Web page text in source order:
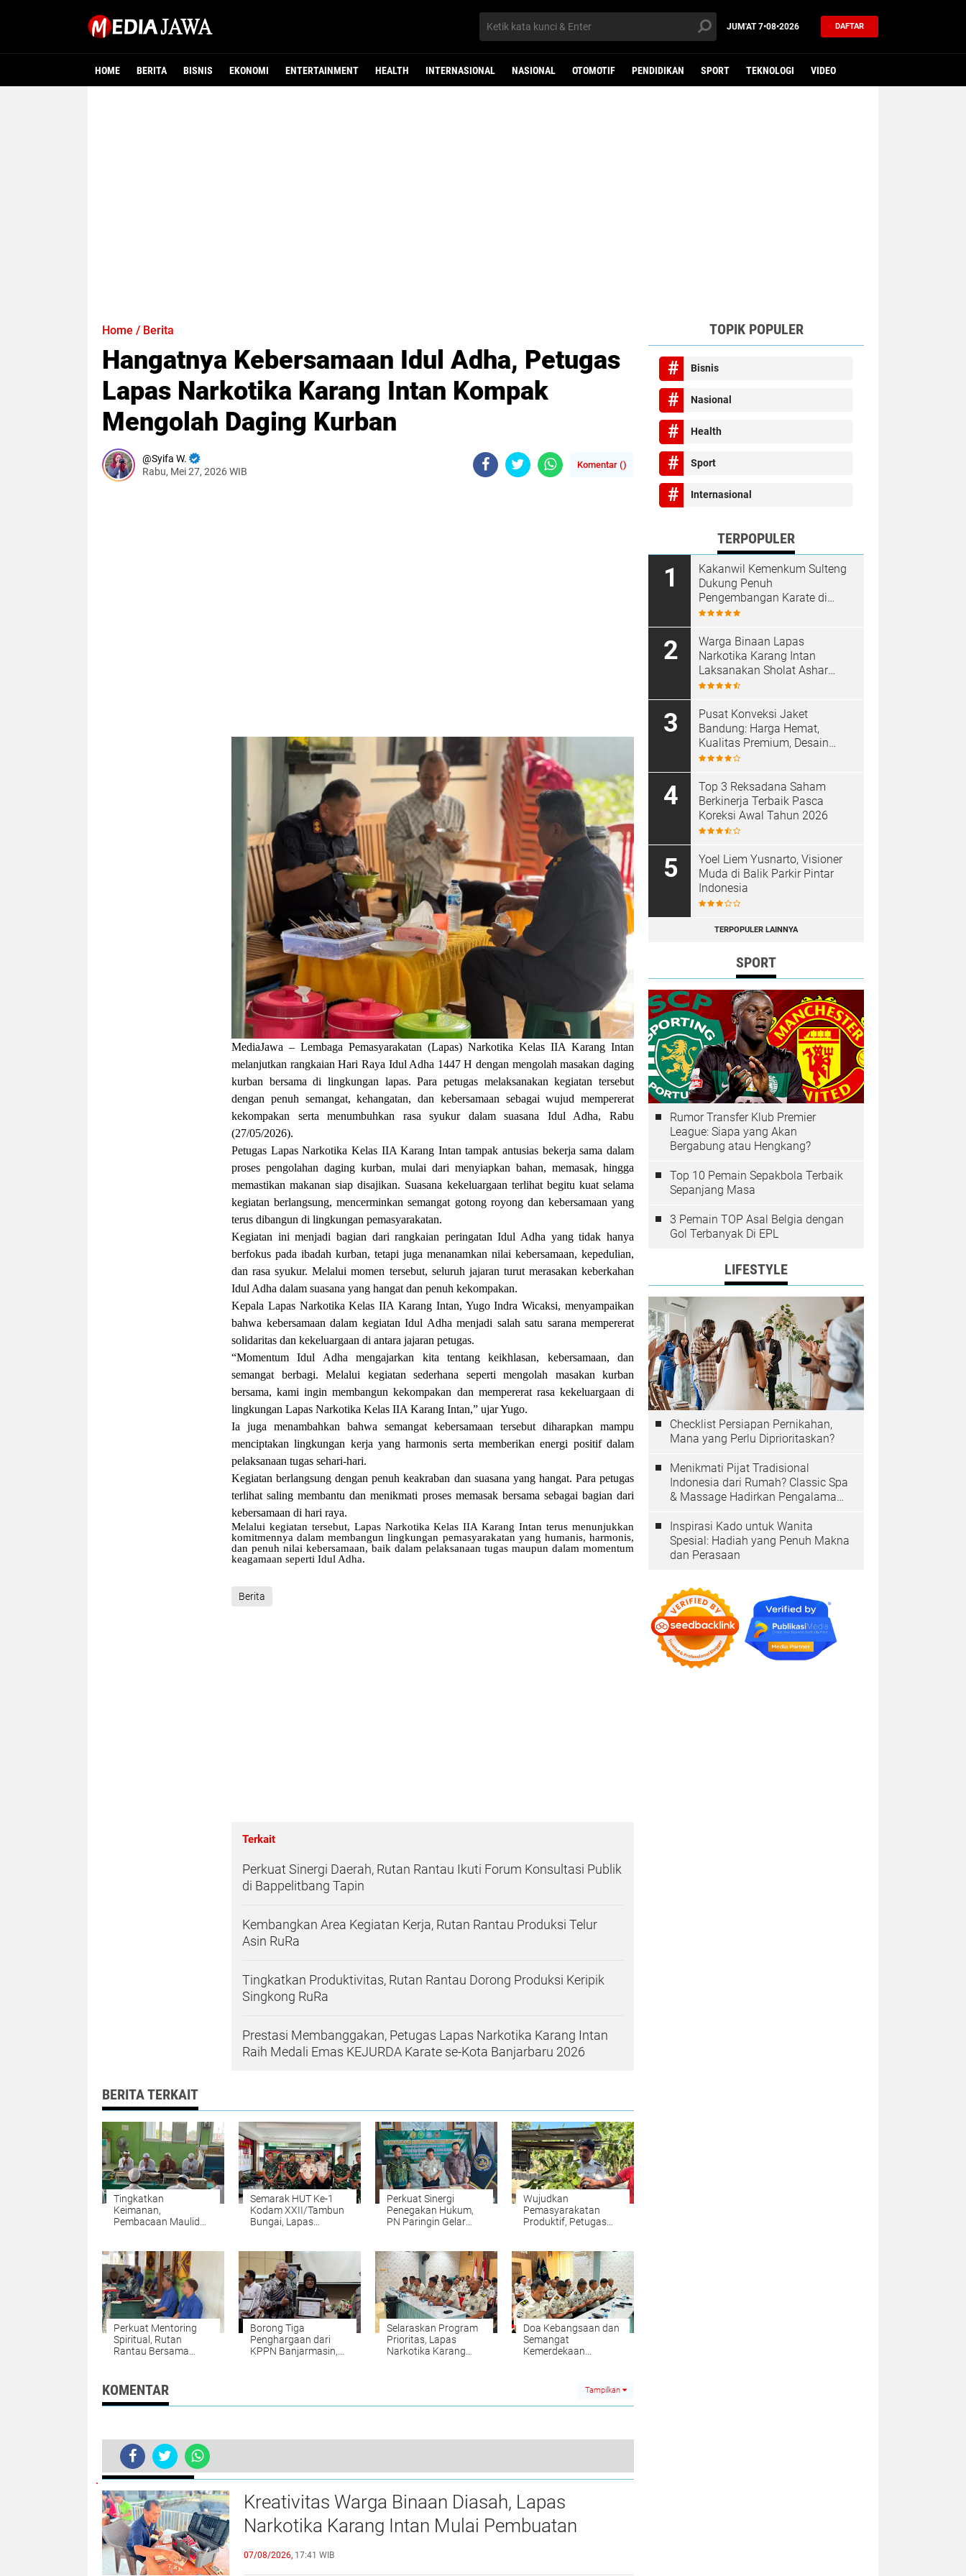
JUM'AT7•08•2026 DAFTAR
HOME BERITA BISNIS EKONOMI ENTERTAINMENT HEALTH INTERNASIONAL NASIONAL OTOMOTIF PENDIDIKAN SPORT TEKNOLOGI VIDEO
Home / Berita
Hangatnya Kebersamaan Idul Adha, Petugas
Lapas Narkotika Karang Intan Kompak
Mengolah Daging Kurban
Syifa W.
Rabu, Mei 27, 2026 WIB
Komentar ()
MediaJawa – Lembaga Pemasyarakatan (Lapas) Narkotika Kelas IIA Karang Intan
melanjutkan rangkaian Hari Raya Idul Adha 1447 H dengan mengolah masakan daging
kurban bersama di lingkungan lapas. Para petugas melaksanakan kegiatan tersebut
dengan penuh semangat, kehangatan, dan kebersamaan sebagai wujud mempererat
kekompakan serta menumbuhkan rasa syukur dalam suasana Idul Adha, Rabu
(27/05/2026).
Petugas Lapas Narkotika Kelas IIA Karang Intan tampak antusias bekerja sama dalam
proses pengolahan daging kurban, mulai dari menyiapkan bahan, memasak, hingga
memastikan makanan siap disajikan. Suasana kekeluargaan terlihat begitu kuat selama
kegiatan berlangsung, mencerminkan semangat gotong royong dan kebersamaan yang
terus dibangun di lingkungan pemasyarakatan.
Kegiatan ini menjadi bagian dari rangkaian peringatan Idul Adha yang tidak hanya
berfokus pada ibadah kurban, tetapi juga menanamkan nilai kebersamaan, kepedulian,
dan rasa syukur. Melalui momen tersebut, seluruh jajaran turut merasakan keberkahan
Idul Adha dalam suasana yang hangat dan penuh kekompakan.
Kepala Lapas Narkotika Kelas IIA Karang Intan, Yugo Indra Wicaksi, menyampaikan
bahwa kebersamaan dalam kegiatan Idul Adha menjadi salah satu sarana mempererat
solidaritas dan kekeluargaan di antara jajaran petugas.
“Momentum Idul Adha mengajarkan kita tentang keikhlasan, kebersamaan, dan
semangat berbagi. Melalui kegiatan sederhana seperti mengolah masakan kurban
bersama, kami ingin membangun kekompakan dan mempererat rasa kekeluargaan di
lingkungan Lapas Narkotika Kelas IIA Karang Intan,” ujar Yugo.
Ia juga menambahkan bahwa semangat kebersamaan tersebut diharapkan mampu
menciptakan lingkungan kerja yang harmonis serta memberikan energi positif dalam
pelaksanaan tugas sehari-hari.
Kegiatan berlangsung dengan penuh keakraban dan suasana yang hangat. Para petugas
terlihat saling membantu dan menikmati proses memasak bersama sebagai bagian dari
kebersamaan di hari raya.
Melalui kegiatan tersebut, Lapas Narkotika Kelas IIA Karang Intan terus menunjukkan
komitmennya dalam membangun lingkungan pemasyarakatan yang humanis, harmonis,
dan penuh nilai kebersamaan, baik dalam pelaksanaan tugas maupun dalam momentum
keagamaan seperti Idul Adha.
Berita
Terkait
Perkuat Sinergi Daerah, Rutan Rantau Ikuti Forum Konsultasi Publik
di Bappelitbang Tapin
Kembangkan Area Kegiatan Kerja, Rutan Rantau Produksi Telur
Asin RuRa
Tingkatkan Produktivitas, Rutan Rantau Dorong Produksi Keripik
Singkong RuRa
Prestasi Membanggakan, Petugas Lapas Narkotika Karang Intan
Raih Medali Emas KEJURDA Karate se-Kota Banjarbaru 2026
BERITA TERKAIT
Tingkatkan
Keimanan,
Pembacaan Maulid
di Lapas Kotabaru
Semarak HUT Ke-1
Kodam XXII/Tambun
Bungai, Lapas
Perkuat Sinergi
Penegakan Hukum,
PN Paringin Gelar
Wujudkan
Pemasyarakatan
Produktif, Petugas
Sawi di Lahan SAE
Perkuat Mentoring
Spiritual, Rutan
Rantau Bersama
Kegiatan Tausyiah
Borong Tiga
Penghargaan dari
KPPN Banjarmasin,
Selaraskan Program
Prioritas, Lapas
Narkotika Karang
Doa Kebangsaan dan
Semangat
Kemerdekaan
Intan Teguhkan
KOMENTAR Tampilkan
Hangatnya Kebersamaan Idul Adha, Petugas Lapas Narkotika Karang Intan Kompak Mengolah Daging Kurban
BERITA TERKINI
Kreativitas Warga Binaan Diasah, Lapas
Narkotika Karang Intan Mulai Pembuatan
Miniatur Gantungan Kunci Huruf Abjad dari
07/08/2026, 17:41 WIB
TOPIK POPULER
Bisnis
Nasional
Health
Sport
Internasional
TERPOPULER
Kakanwil Kemenkum Sulteng
Dukung Penuh
Pengembangan Karate di
Bumi Seribu Megalith
Warga Binaan Lapas
Narkotika Karang Intan
Laksanakan Sholat Ashar
Berjamaah di Masjid At-
Pusat Konveksi Jaket
Bandung: Harga Hemat,
Kualitas Premium, Desain
Custom
Top 3 Reksadana Saham
Berkinerja Terbaik Pasca
Koreksi Awal Tahun 2026
Yoel Liem Yusnarto, Visioner
Muda di Balik Parkir Pintar
Indonesia
TERPOPULER LAINNYA
SPORT
Rumor Transfer Klub Premier
League: Siapa yang Akan
Bergabung atau Hengkang?
Top 10 Pemain Sepakbola Terbaik
Sepanjang Masa
3 Pemain TOP Asal Belgia dengan
Gol Terbanyak Di EPL
LIFESTYLE
Checklist Persiapan Pernikahan,
Mana yang Perlu Diprioritaskan?
Menikmati Pijat Tradisional
Indonesia dari Rumah? Classic Spa
& Massage Hadirkan Pengalaman
Inspirasi Kado untuk Wanita
Spesial: Hadiah yang Penuh Makna
dan Perasaan